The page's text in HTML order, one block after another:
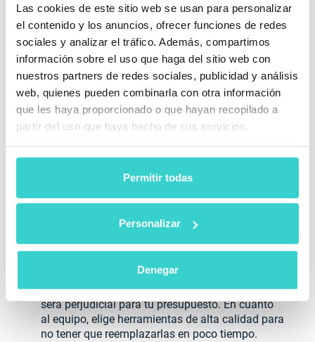
Las cookies de este sitio web se usan para personalizar
el contenido y los anuncios, ofrecer funciones de redes
sociales y analizar el tráfico. Además, compartimos
información sobre el uso que haga del sitio web con
nuestros partners de redes sociales, publicidad y análisis
web, quienes pueden combinarla con otra información
que les haya proporcionado o que hayan recopilado a
partir del uso que haya hecho de sus servicios.
Permitir todas
Personalizar
Denegar
Obtén las licencias necesarias. Varían mucho
según el país y la región. Por ejemplo, algunos
estados en EE.UU. requieren una licencia
específica para realizar reparaciones
electrónicas.
Abre una cuenta bancaria, separando tu
presupuesto personal del empresarial.
Encuentra y alquila un local. Como discutimos
anteriormente, debe ser fácilmente accesible
gastar tiempo y dinero reparando el espacio.
Compra equipos, piezas de dispositivos y otros
suministros. Al principio, limita las piezas a los
para poder realizar la mayoría de las
reparaciones. Comprar demasiados suministros
será perjudicial para tu presupuesto. En cuanto
al equipo, elige herramientas de alta calidad para
no tener que reemplazarlas en poco tiempo.